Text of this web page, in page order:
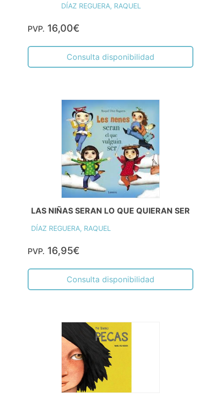
DÍAZ REGUERA, RAQUEL
PVP. 16,00€
Consulta disponibilidad
LAS NIÑAS SERAN LO QUE QUIERAN SER
DÍAZ REGUERA, RAQUEL
PVP. 16,95€
Consulta disponibilidad